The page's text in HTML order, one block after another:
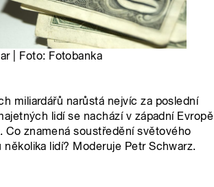
| Foto: Fotobanka
miliardářů narůstá nejvíc za poslední
lidí se nachází v západní Evropě
Co znamená soustředění světového
několika lidí? Moderuje Petr Schwarz.